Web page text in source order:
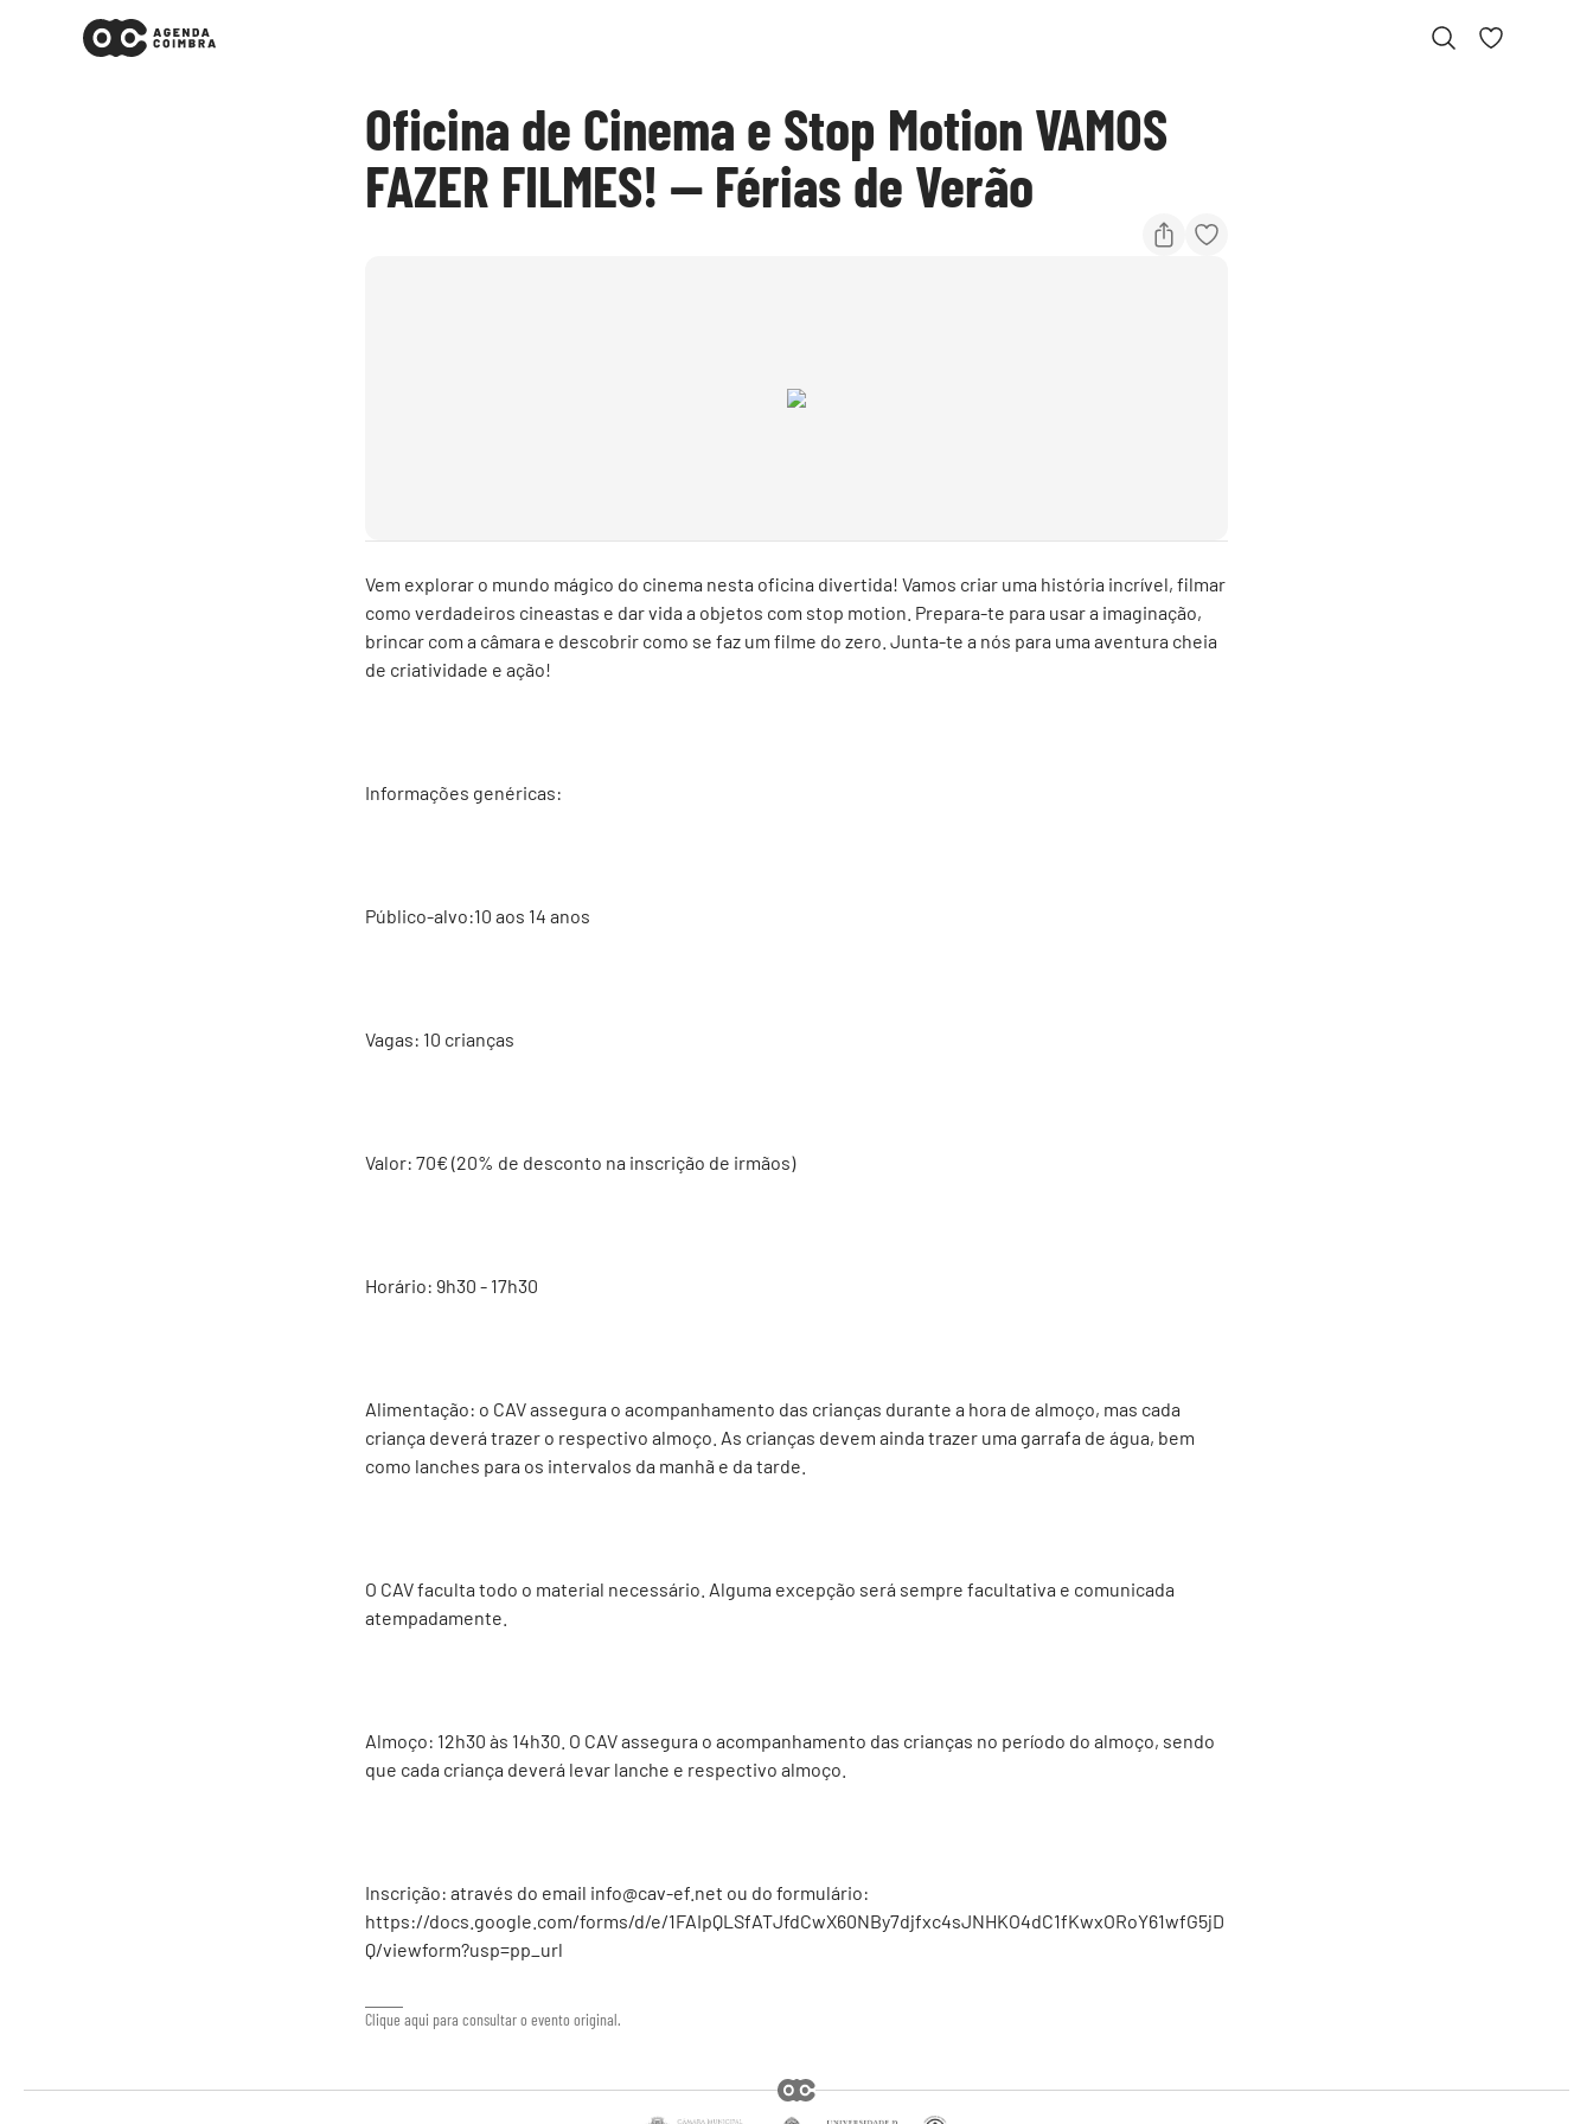
Oficina de Cinema e Stop Motion VAMOS
FAZER FILMES! — Férias de Verão
Vem explorar o mundo mágico do cinema nesta oficina divertida! Vamos criar uma história incrível, filmar
como verdadeiros cineastas e dar vida a objetos com stop motion. Prepara-te para usar a imaginação,
brincar com a câmara e descobrir como se faz um filme do zero. Junta-te a nós para uma aventura cheia
de criatividade e ação!
Informações genéricas:
Público-alvo:10 aos 14 anos
Vagas: 10 crianças
Valor: 70€ (20% de desconto na inscrição de irmãos)
Horário: 9h30 - 17h30
Alimentação: o CAV assegura o acompanhamento das crianças durante a hora de almoço, mas cada
criança deverá trazer o respectivo almoço. As crianças devem ainda trazer uma garrafa de água, bem
como lanches para os intervalos da manhã e da tarde.
O CAV faculta todo o material necessário. Alguma excepção será sempre facultativa e comunicada
atempadamente.
Almoço: 12h30 às 14h30. O CAV assegura o acompanhamento das crianças no período do almoço, sendo
que cada criança deverá levar lanche e respectivo almoço.
Inscrição: através do email info@cav-ef.net ou do formulário:
https://docs.google.com/forms/d/e/1FAIpQLSfATJfdCwX60NBy7djfxc4sJNHKO4dC1fKwxORoY61wfG5jD
Q/viewform?usp=pp_url
Clique aqui para consultar o evento original.